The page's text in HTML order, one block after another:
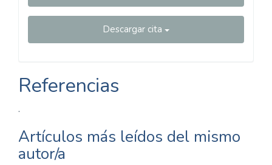
Descargar cita
Referencias
.
Artículos más leídos del mismo
autor/a